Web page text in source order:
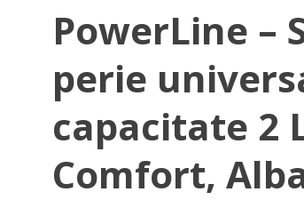
PowerLine –
perie
capacitate 2
Comfort,